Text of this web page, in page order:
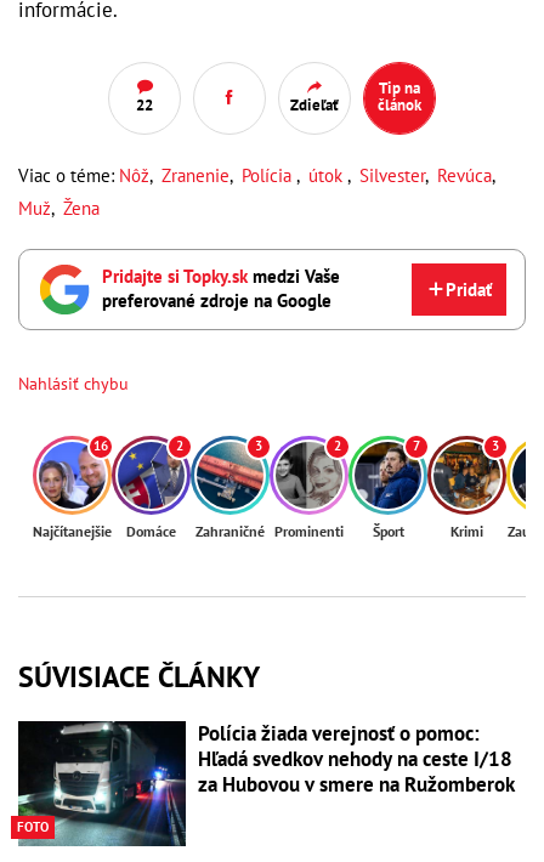
informácie.
22 Zdieľať
Tip na
článok
Viac o téme: Nôž, Zranenie, Polícia , útok , Silvester, Revúca,
Muž, Žena
Pridajte si Topky.skmedzi Vaše
preferované zdroje na Google
Pridať
Nahlásiť chybu
16
Najčítanejšie
2
Domáce
3
Zahraničné
2
Prominenti
7
Šport
3
Krimi
SÚVISIACE ČLÁNKY
FOTO
Polícia žiada verejnosť o pomoc:
Hľadá svedkov nehody na ceste I/18
za Hubovou v smere na Ružomberok